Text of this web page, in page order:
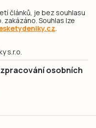
článků, je bez souhlasu
Souhlas lze
.
s.r.o.
osobních